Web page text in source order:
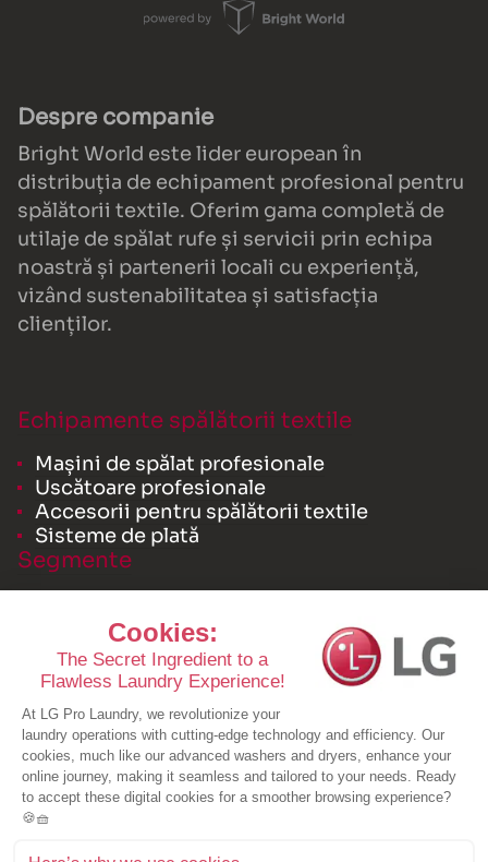
Despre companie
Bright World este lider european în
distribuția de echipament profesional pentru
spălătorii textile. Oferim gama completă de
utilaje de spălat rufe și servicii prin echipa
noastră și partenerii locali cu experiență,
vizând sustenabilitatea și satisfacția
clienților.
Echipamente spălătorii textile
Mașini de spălat profesionale
Uscătoare profesionale
Accesorii pentru spălătorii textile
Sisteme de plată
Segmente
Spălătorii comerciale
Spălătorii self-service sub licență LG
Resurse
Studii de caz
Broșuri
Noutăți
Solicitați o ofertă